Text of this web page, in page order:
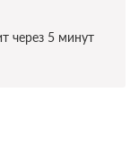
через 5 минут